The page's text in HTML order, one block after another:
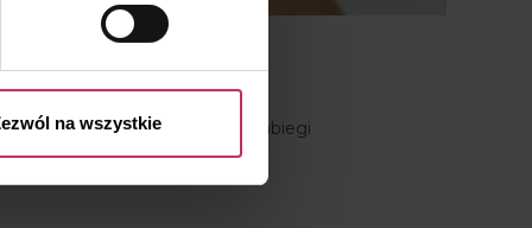
Ci prawach
na wszystkie
Pierś do przodu!
Chirurgia plastyczna piersi a zabiegi